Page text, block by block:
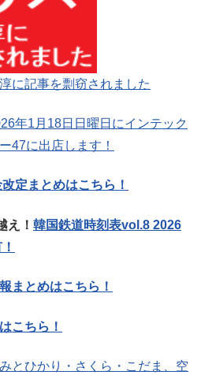
に記事を剽窃されました
年1月18日日曜日にインテック
47に出店します！
定まとめはこちら！
え！ 韓国鉄道時刻表vol.8 2026
まとめはこちら！
こちら！
とひかり・さくら・こだま、空